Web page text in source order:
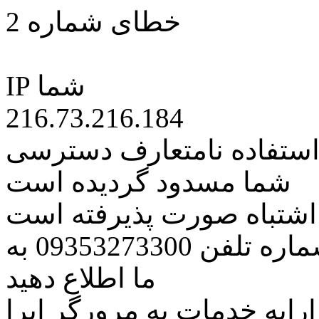
خطای شماره 2
IP شما
216.73.216.184
نامتعارف دسترسی
شما مسدود گردیده است
اشتباه صورت پذیرفته است
مراتب این مسئله را از طریق شماره تلفن 09353273300 به
ما اطلاع دهید
خدمات به مرورگر اپرا